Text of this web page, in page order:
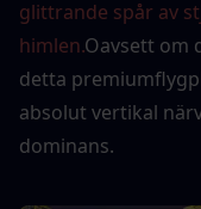
glittrande spår av
himlen.Oavsett om
detta
absolut vertikal
dominans.